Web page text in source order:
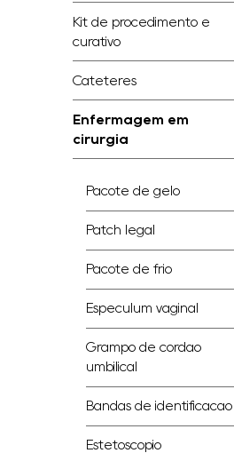
Kit de procedimento e
curativo
Cateteres
Enfermagem em
cirurgia
Pacote de gelo
Patch legal
Pacote de frio
Especulum vaginal
Grampo de cordão
umbilical
Bandas de identificação
Estetoscópio